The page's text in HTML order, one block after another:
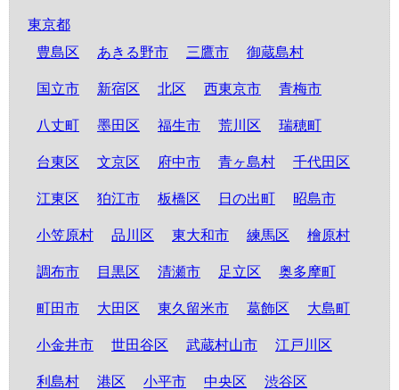
東京都
豊島区
あきる野市 三鷹市 御蔵島村
国立市 新宿区 北区 西東京市 青梅市
八丈町 墨田区 福生市 荒川区 瑞穂町
台東区 文京区 府中市 青ヶ島村 千代田区
江東区 狛江市 板橋区 日の出町 昭島市
小笠原村 品川区 東大和市 練馬区 檜原村
調布市 目黒区 清瀬市 足立区 奥多摩町
町田市 大田区 東久留米市 葛飾区 大島町
小金井市 世田谷区 武蔵村山市 江戸川区
利島村 港区 小平市 中央区 渋谷区